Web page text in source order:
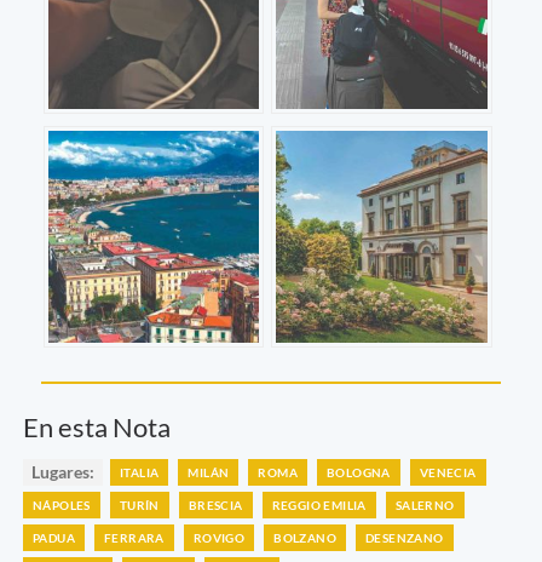
En esta Nota
Lugares: ITALIA MILÁN ROMA BOLOGNA VENECIA
NÁPOLES TURÍN BRESCIA REGGIO EMILIA SALERNO
PADUA FERRARA ROVIGO BOLZANO DESENZANO